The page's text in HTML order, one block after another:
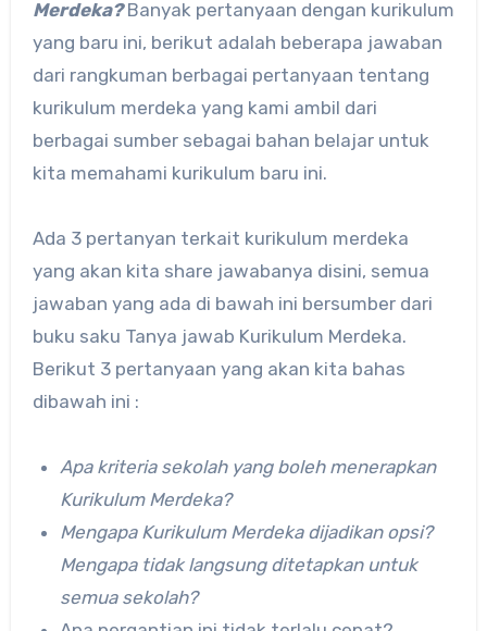
Merdeka?Banyak pertanyaan dengan kurikulum
yang baru ini, berikut adalah beberapa jawaban
dari rangkuman berbagai pertanyaan tentang
kurikulum merdeka yang kami ambil dari
berbagai sumber sebagai bahan belajar untuk
kita memahami kurikulum baru ini.
Ada 3 pertanyan terkait kurikulum merdeka
yang akan kita share jawabanya disini, semua
jawaban yang ada di bawah ini bersumber dari
buku saku Tanya jawab Kurikulum Merdeka.
Berikut 3 pertanyaan yang akan kita bahas
dibawah ini :
Apa kriteria sekolah yang boleh menerapkan
Kurikulum Merdeka?
Mengapa Kurikulum Merdeka dijadikan opsi?
Mengapa tidak langsung ditetapkan untuk
semua sekolah?